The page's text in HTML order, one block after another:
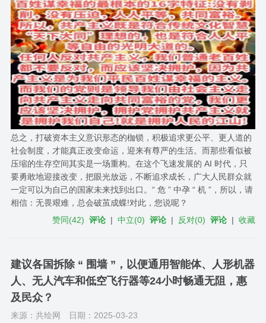
总之，打破资本主义意识形态的枷锁，积极追求更公平、更人道的
社会制度，才能真正改变命运，迎来有尊严的生活。而那些看似被
压缩的生存空间其实是一场重构。在这个飞速发展的 AI 时代，只
要勇敢地迎接改变，把眼光放远，不断追求成长，广大人民群众就
一定可以为自己的国家未来找到出口。“ 危 ” 中孕 “ 机 ”，所以，请
相信：无畏艰难，总会破茧成蝶!对此，您说呢？
赞同(42) 评论 |中立(0) 评论 | 反对(0) 评论 |收藏
建议各国拆除 “ 围墙 ”，以便通用智能体、人形机器
人、无人汽车和低空飞行器等24小时畅通无阻，惠
及民众？
来源：共绘网 日期：2025-03-23